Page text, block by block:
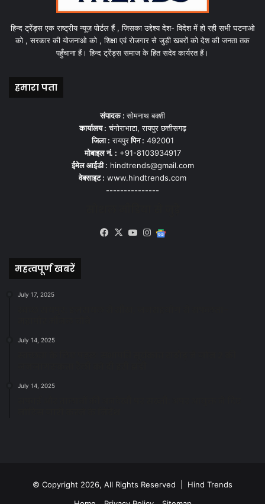
हिन्द ट्रेंड्स एक राष्ट्रीय न्यूज़ पोर्टल हैं , जिसका उद्देश्य देश- विदेश में हो रही सभी घटनाओ
को , सरकार की योजनाओ को , शिक्षा एवं रोजगार से जुड़ी खबरों को देश की जनता तक
पहुँचाना हैं। हिन्द ट्रेंड्स समाज के हित सदेव कार्यरत हैं।
हमारा पता
संपादक :सोमनाथ बक्शी
कार्यालय : चंगोराभाटा, रायपुर छत्तीसगढ़
जिला : रायपुरपिन : 492001
मोबाइल नं. : +91-8103934917
ईमेल आईडी : hindtrends@gmail.com
वेबसाइट : www.hindtrends.com
---------------
Facebook
X YouTubeInstagram
महत्वपूर्ण खबरें
July 17, 2025
July 14, 2025
July 14, 2025
© Copyright 2026, All Rights Reserved | Hind Trends